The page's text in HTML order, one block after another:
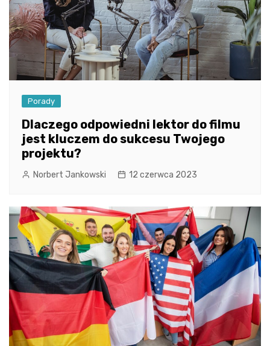
Porady
Dlaczego odpowiedni lektor do filmu
jest kluczem do sukcesu Twojego
projektu?
Norbert Jankowski 12 czerwca 2023